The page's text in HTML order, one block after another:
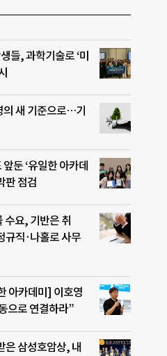
들, 과학기술로 ‘미
새 기준으로…기
둔 ‘유일한 아카데
판 점검
수요, 기반은 취
직·나홀로 사무
아카데미] 이호영
으로 연결하라”
은 삼성호암상, 내